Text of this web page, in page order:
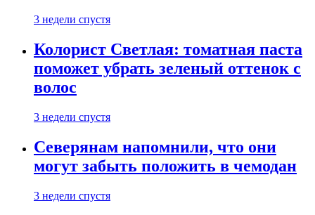
3 недели спустя
Колорист Светлая: томатная паста
поможет убрать зеленый оттенок с
волос
3 недели спустя
Северянам напомнили, что они
могут забыть положить в чемодан
3 недели спустя